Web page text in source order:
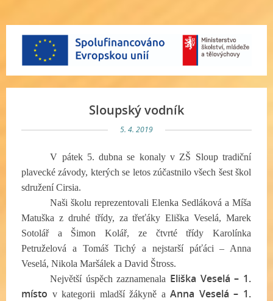
Sloupský vodník
5. 4. 2019
V pátek 5. dubna se konaly v ZŠ Sloup tradiční
plavecké závody, kterých se letos zúčastnilo všech šest škol
sdružení Cirsia.
Naši školu reprezentovali Elenka Sedláková a Míša
Matuška z druhé třídy, za třeťáky Eliška Veselá, Marek
Sotolář a Šimon Kolář, ze čtvrté třídy Karolínka
Petruželová a Tomáš Tichý a nejstarší páťáci – Anna
Veselá, Nikola Maršálek a David Štross.
Největší úspěch zaznamenala Eliška Veselá – 1.
místo v kategorii mladší žákyně aAnna Veselá – 1.